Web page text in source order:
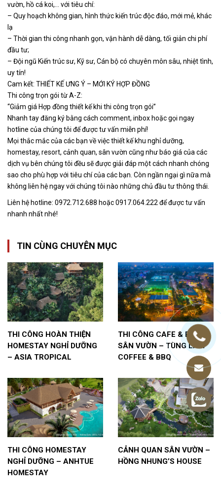
vườn, hồ cá koi,… với tiêu chí:
– Quy hoạch không gian, hình thức kiến trúc độc đáo, mới mẻ, khác
lạ
– Thời gian thi công nhanh gọn, vận hành dễ dàng, tối giản chi phí
đầu tư;
– Đội ngũ Kiến trúc sư, Kỹ sư, Cán bộ có chuyên môn sâu, nhiệt tình,
uy tín!
Cam kết: THIẾT KẾ ƯNG Ý – MỚI KÝ HỢP ĐỒNG
Thi công trọn gói từ A-Z:
“Giảm giá Hợp đồng thiết kế khi thi công trọn gói”
Nhanh tay đăng ký bằng cách comment, inbox hoặc gọi ngay
hotline của chúng tôi để được tư vấn miễn phí!
Mọi thắc mắc của các bạn về việc thiết kế khu nghỉ dưỡng,
homestay, resort, cảnh quan, sân vườn cũng như báo giá của các
dịch vụ bên chúng tôi đều sẽ được giải đáp một cách nhanh chóng
sao cho phù hợp với tiêu chí của các bạn. Còn ngần ngại gì nữa mà
không liên hệ ngay với chúng tôi nào những chủ đầu tư thông thái.
Liên hệ hotline: 0972.712.688 hoặc 0917.064.222 để được tư vấn
nhanh nhất nhé!
TIN CÙNG CHUYÊN MỤC
THI CÔNG HOÀN THIỆN
HOMESTAY NGHỈ DƯỠNG
– ASIA TROPICAL
THI CÔNG CAFE & BBQ
SÂN VƯỜN – TÙNG LÂM
COFFEE & BBQ
THI CÔNG HOMESTAY
NGHỈ DƯỠNG – ANHTUE
HOMESTAY
CẢNH QUAN SÂN VƯỜN –
HỒNG NHUNG’S HOUSE